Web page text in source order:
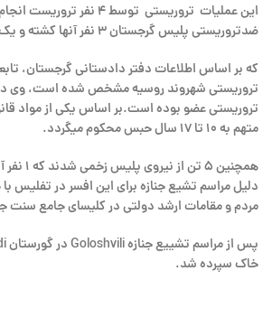
این عملیات تروریستی توسط ۴
ضدتروریستی پلیس گرجستان ۳ نفر آنها کشته و یک نفر دستگیرشد.
که بر اساس اطلاعات دفتر دادستانی گرجستان،
تروریستی شهروند روسیه مشخص شده است، وی در
تروریستی عضو بوده است.بر اساس یکی از مواد
متهم به ۱۰ تا ۱۷ سال حبس محکوم میگردد.
همچنین ۵
دلیل مراسم تشیع جنازه برای این افسر در تفلیس
مردم و مقامات ارشد دولتی در کلیسای جامع سنت
خاک سپرده شد.